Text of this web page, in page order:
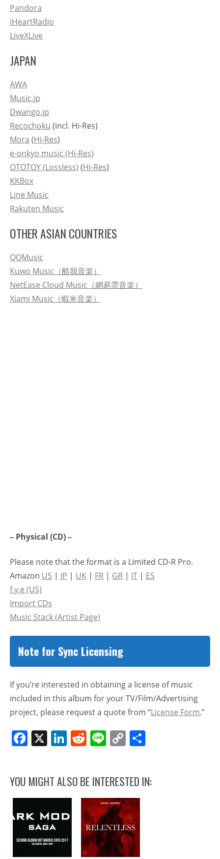
Pandora
iHeartRadio
LiveXLive
JAPAN
AWA
Music.jp
Dwango.jp
Recochoku (incl. Hi-Res)
Mora (Hi-Res)
e-onkyo music (Hi-Res)
OTOTOY (Lossless) (Hi-Res)
KKBox
Line Music
Rakuten Music
OTHER ASIAN COUNTRIES
QQMusic
Kuwo Music（酷我音楽）
NetEase Cloud Music（網易雲音楽）
Xiami Music（蝦米音楽）
– Physical (CD) –
Please note that the format is a Limited CD-R Pro.
Amazon US | JP | UK | FR | GR | IT | ES
f.y.e (US)
Import CDs
Music Stack (Artist Page)
Note for Sync Licensing
If you’re interested in obtaining a license of music
included in this album for your TV/Film/Advertising
project, please request a quote from “License Form.”
Facebook
X LinkedIn
Reddit
LineCopy
YOU MIGHT ALSO BE INTERESTED IN: